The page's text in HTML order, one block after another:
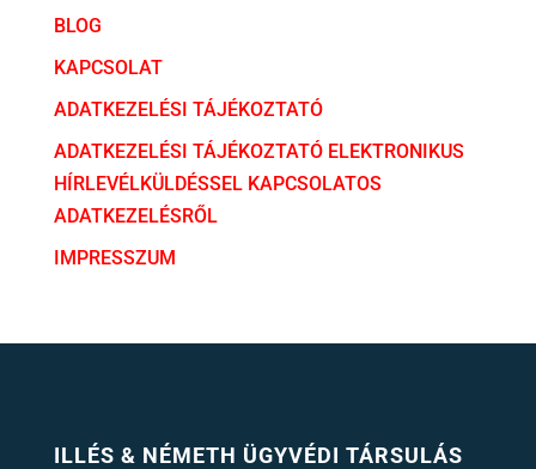
BLOG
KAPCSOLAT
ADATKEZELÉSI TÁJÉKOZTATÓ
ADATKEZELÉSI TÁJÉKOZTATÓ ELEKTRONIKUS
HÍRLEVÉLKÜLDÉSSEL KAPCSOLATOS
ADATKEZELÉSRŐL
IMPRESSZUM
ILLÉS & NÉMETH ÜGYVÉDI TÁRSULÁS